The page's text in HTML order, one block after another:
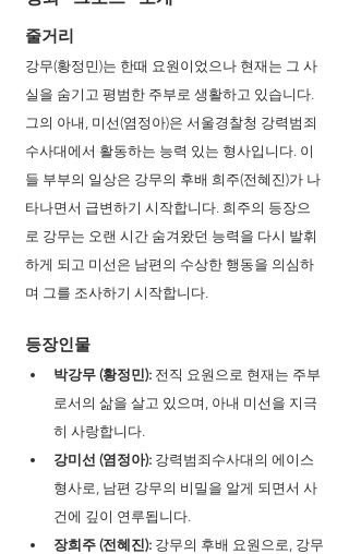
줄거리
강무(황정민)는 한때 요원이었으나 현재는 그 사
실을 숨기고 평범한 주부로 생활하고 있습니다.
그의 아내, 미선(염정아)은 서울경찰청 강력범죄
수사대에서 활동하는 능력 있는 형사입니다. 이
들 부부의 일상은 강무의 후배 희주(전혜진)가 나
타나면서 급변하기 시작합니다. 희주의 등장으
로 강무는 오랜 시간 숨겨왔던 능력을 다시 발휘
하게 되고 미선은 남편의 수상한 행동을 의심하
며 그를 조사하기 시작합니다.
등장인물
박강무 (황정민): 전직 요원으로 현재는 주부
로서의 삶을 살고 있으며, 아내 미선을 지극
히 사랑합니다.
강미선 (염정아): 강력범죄수사대의 에이스
형사로, 남편 강무의 비밀을 알게 되면서 사
건에 깊이 연루됩니다.
장희주 (전혜진): 강무의 후배 요원으로, 강무